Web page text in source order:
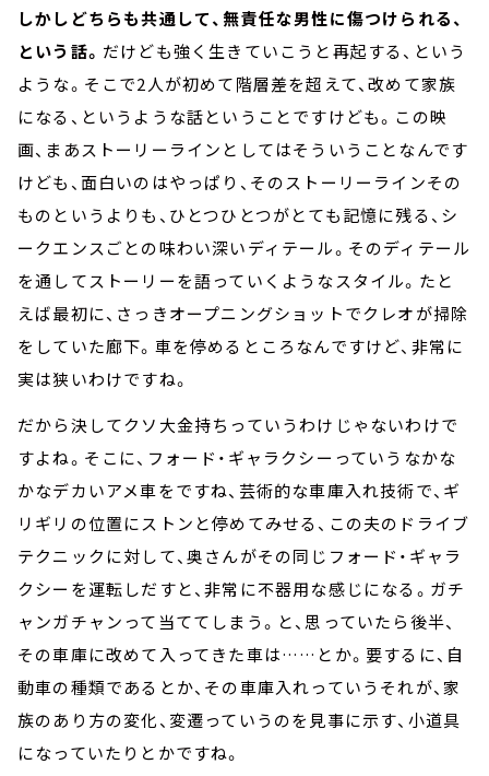
しかしどちらも共通して、無責任な男性に傷つけられる、
という話。 だけども強く生きていこうと再起する、という
ような。そこで2人が初めて階層差を超えて、改めて家族
になる、というような話ということですけども。この映
画、まあストーリーラインとしてはそういうことなんです
けども、面白いのはやっぱり、そのストーリーラインその
ものというよりも、ひとつひとつがとても記憶に残る、シ
ークエンスごとの味わい深いディテール。そのディテール
を通してストーリーを語っていくようなスタイル。たと
えば最初に、さっきオープニングショットでクレオが掃除
をしていた廊下。車を停めるところなんですけど、非常に
実は狭いわけですね。
だから決してクソ大金持ちっていうわけじゃないわけで
すよね。そこに、フォード・ギャラクシーっていうなかな
かなデカいアメ車をですね、芸術的な車庫入れ技術で、ギ
リギリの位置にストンと停めてみせる、この夫のドライブ
テクニックに対して、奥さんがその同じフォード・ギャラ
クシーを運転しだすと、非常に不器用な感じになる。ガチ
ャンガチャンって当ててしまう。と、思っていたら後半、
その車庫に改めて入ってきた車は……とか。要するに、自
動車の種類であるとか、その車庫入れっていうそれが、家
族のあり方の変化、変遷っていうのを見事に示す、小道具
になっていたりとかですね。